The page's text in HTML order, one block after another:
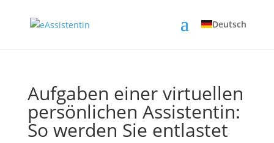
Deutsch
Aufgaben einer virtuellen
persönlichen Assistentin:
So werden Sie entlastet